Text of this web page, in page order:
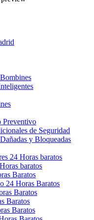
Preventivo
de Seguridad
y Bloqueadas
24 Horas baratos
baratos
Baratos
24 Horas Baratos
Baratos
Baratos
Baratos